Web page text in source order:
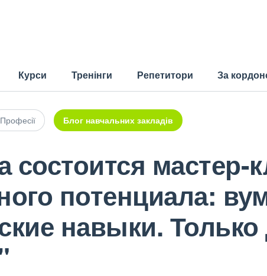
Курси Тренінги Репетитори За
Професії Блог навчальних закладів
состоится
потенциала:
навыки.